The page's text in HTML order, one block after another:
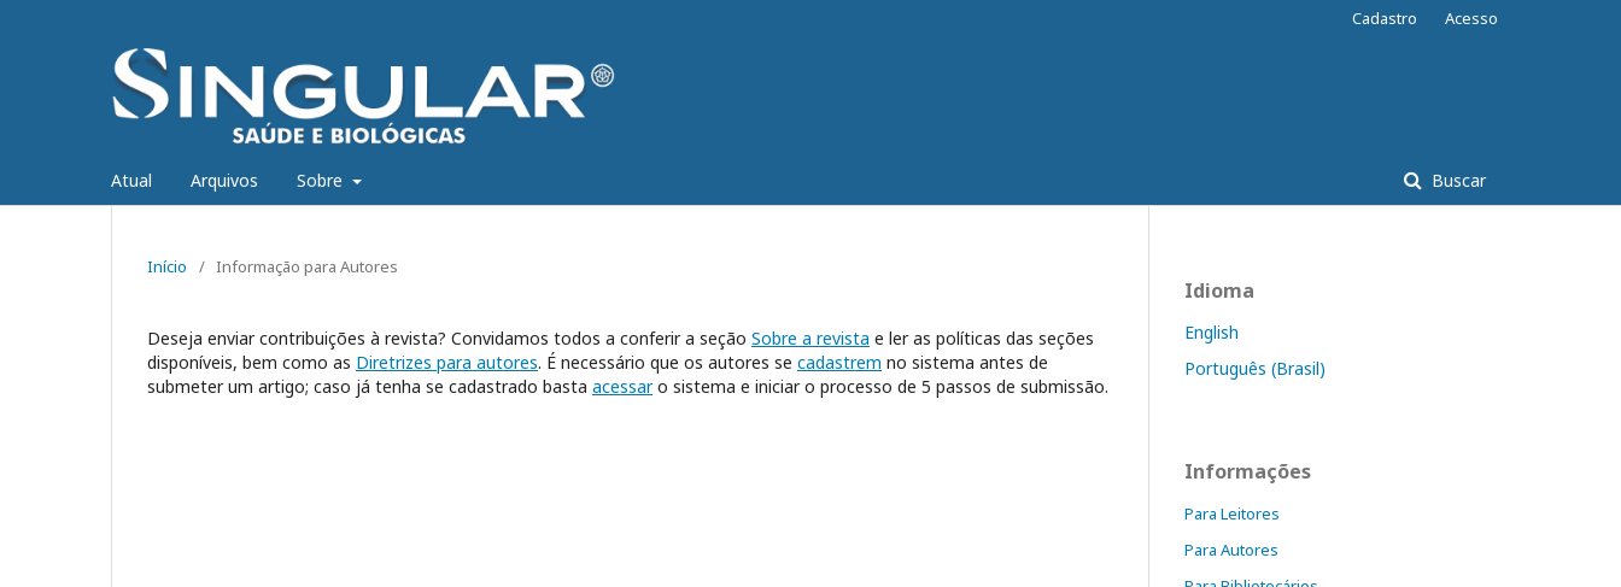
Atual Arquivos Sobre Buscar
Cadastro Acesso
Início / Informação para Autores
Deseja enviar contribuições à revista? Convidamos todos a conferir a seção Sobre a revista e ler as políticas das seções
disponíveis, bem como as Diretrizes para autores. É necessário que os autores se cadastrem no sistema antes de
submeter um artigo; caso já tenha se cadastrado basta acessaro sistema e iniciar o processo de 5 passos de submissão.
Idioma
English
Português (Brasil)
Informações
Para Leitores
Para Autores